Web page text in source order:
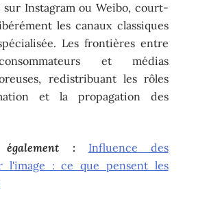
sur Instagram ou Weibo, court-
les canaux classiques
Les frontières entre
et médias
redistribuant les rôles
et la propagation des
:
Influence des
l'image : ce que pensent les